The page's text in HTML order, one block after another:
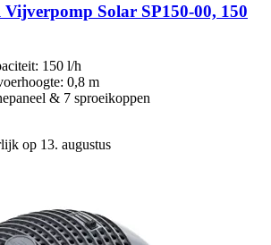
Vijverpomp Solar SP150-​00, 150
150 l/h
0,8 m
& 7 sproeikoppen
op 13. augustus